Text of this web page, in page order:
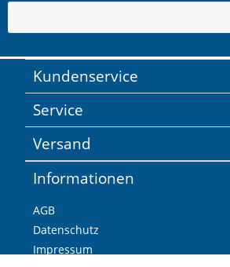
Kundenservice
Service
Informationen
AGB
Datenschutz
Impressum
Versand